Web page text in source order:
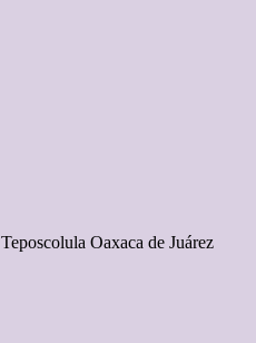
Oaxaca de Juárez